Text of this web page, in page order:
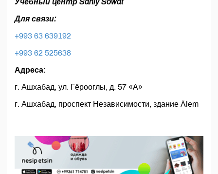
Учебный центр Sanly Sowat
Для связи:
+993 63 639192
+993 62 525638
Адреса:
г. Ашхабад, ул. Гёрооглы, д. 57 «А»
г. Ашхабад, проспект Независимости, здание Älеm